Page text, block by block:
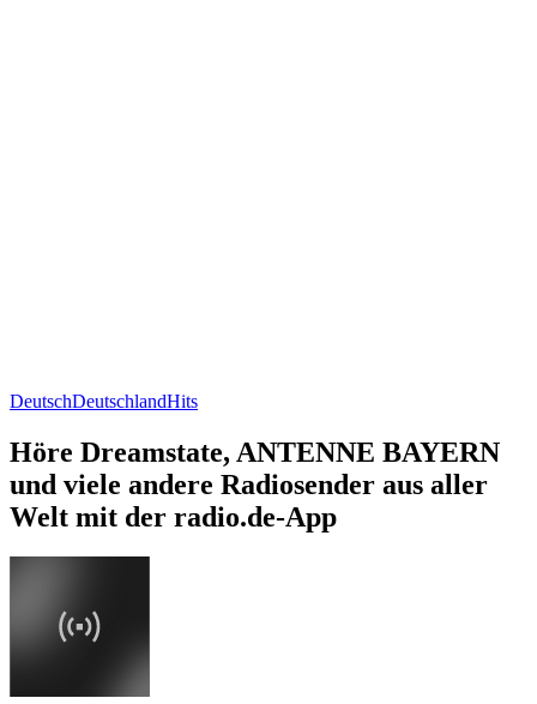
DeutschDeutschlandHits
Höre Dreamstate, ANTENNE BAYERN
und viele andere Radiosender aus aller
Welt mit der radio.de-App